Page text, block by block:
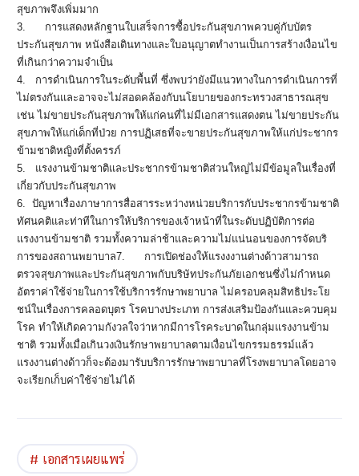
สุขภาพจึงเพิ่มมาก
3.
การแสดงหลักฐานใบเสร็จการซื้อประกันสุขภาพควบคู่กับบัตร
ประกันสุขภาพ หนังสือเดินทางและใบอนุญาตทำงานเป็นการสร้างเงื่อนไข
ที่เกินกว่าความจำเป็น
4.
การดำเนินการในระดับพื้นที่ ซึ่งพบว่ายังมีแนวทางในการดำเนินการที่
ไม่ตรงกันและอาจจะไม่สอดคล้องกับนโยบายของกระทรวงสาธารณสุข
เช่น ไม่ขายประกันสุขภาพให้แก่คนที่ไม่มีเอกสารแสดงตน ไม่ขายประกัน
สุขภาพให้แก่เด็กที่ป่วย การปฏิเสธที่จะขายประกันสุขภาพให้แก่ประชากร
ข้ามชาติหญิงที่ตั้งครรภ์
5.
แรงงานข้ามชาติและประชากรข้ามชาติส่วนใหญ่ไม่มีข้อมูลในเรื่องที่
เกี่ยวกับประกันสุขภาพ
6.
ปัญหาเรื่องภาษาการสื่อสารระหว่างหน่วยบริการกับประชากรข้ามชาติ
ทัศนคติและท่าทีในการให้บริการของเจ้าหน้าที่ในระดับปฏิบัติการต่อ
แรงงานข้ามชาติ รวมทั้งความล่าช้าและความไม่แน่นอนของการจัดบริ
การของสถานพยาบาล7. การเปิดช่องให้แรงงงานต่างด้าวสามารถ
ตรวจสุขภาพและประกันสุขภาพกับบริษัทประกันภัยเอกชนซึ่งไม่กำหนด
อัตราค่าใช้จ่ายในการใช้บริการรักษาพยาบาล ไม่ครอบคลุมสิทธิประโย
ชน์ในเรื่องการคลอดบุตร โรคบางประเภท การส่งเสริมป้องกันและควบคุม
โรค ทำให้เกิดความกังวลใจว่าหากมีการโรคระบาดในกลุ่มแรงงานข้าม
ชาติ รวมทั้งเมื่อเกินวงเงินรักษาพยาบาลตามเงื่อนไขกรรมธรรม์แล้ว
แรงงานต่างด้าวก็จะต้องมารับบริการรักษาพยาบาลที่โรงพยาบาลโดยอาจ
จะเรียกเก็บค่าใช้จ่ายไม่ได้
เอกสารเผยแพร่